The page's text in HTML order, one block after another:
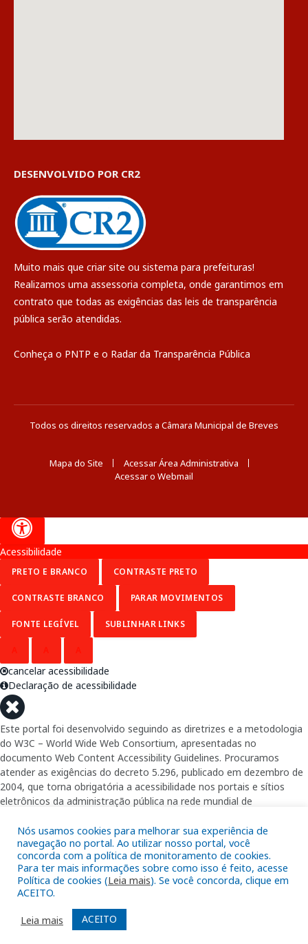
DESENVOLVIDO POR CR2
Muito mais que criar site ou sistema para prefeituras!
Realizamos uma assessoria completa, onde garantimos em
contrato que todas as exigências das leis de transparência
pública serão atendidas.
Conheça o PNTP e o Radar da Transparência Pública
Todos os direitos reservados a Câmara Municipal de Breves
Mapa do Site
Acessar Área Administrativa
Acessar o Webmail
Nós usamos cookies para melhorar sua experiência de
navegação no portal. Ao utilizar nosso portal, você
concorda com a política de monitoramento de cookies.
Para ter mais informações sobre como isso é feito, acesse
Política de cookies (Leia mais). Se você concorda, clique em
ACEITO.
Leia mais
ACEITO
Acessibilidade
PRETO E BRANCO CONTRASTE PRETO
CONTRASTE BRANCO PARAR MOVIMENTOS
FONTE LEGÍVEL SUBLINHAR LINKS
cancelar acessibilidade
Declaração de acessibilidade
Este portal foi desenvolvido seguindo as diretrizes e a metodologia
do W3C – World Wide Web Consortium, apresentadas no
documento Web Content Accessibility Guidelines. Procuramos
atender as exigências do decreto 5.296, publicado em dezembro de
2004, que torna obrigatória a acessibilidade nos portais e sítios
eletrônicos da administração pública na rede mundial de
garantindo-lhes o pleno acesso aos conteúdos disponíveis.
Além de validações automáticas, foram realizados testes em
diversos navegadores e através do utilitário de acesso a Internet do
DOSVOX, sistema operacional destinado deficientes visuais.